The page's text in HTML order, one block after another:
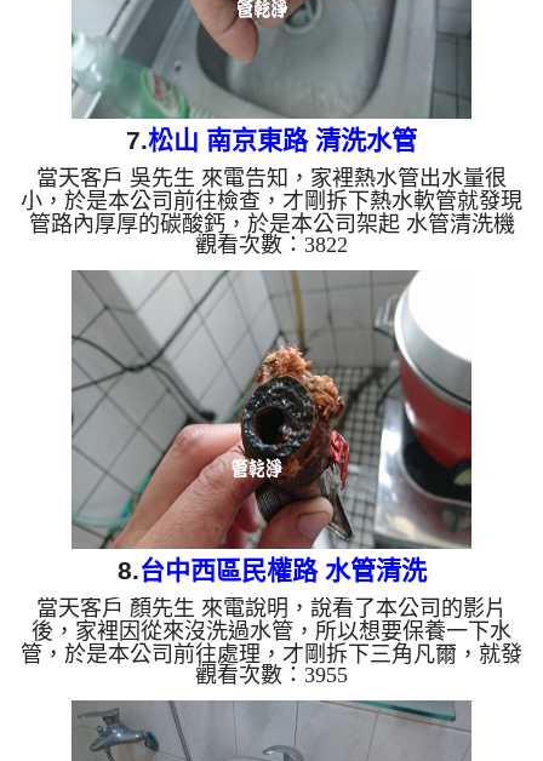
7.松山 南京東路 清洗水管
當天客戶 吳先生 來電告知，家裡熱水管出水量很
小，於是本公司前往檢查，才剛拆下熱水軟管就發現
管路內厚厚的碳酸鈣，於是本公司架起 水管清洗機
，開始 洗水管 ， 管路不斷噴出咖啡色的水，如下
圖， 水管清洗 約兩個多小時，客戶終於能好好的洗
澡了。 清洗水管,水管清洗, 洗水管, 熱水管堵塞, 熱水
忽冷忽熱 ...
觀看次數：3822
8.台中西區民權路 水管清洗
當天客戶 顏先生 來電說明，說看了本公司的影片
後，家裡因從來沒洗過水管，所以想要保養一下水
管，於是本公司前往處理，才剛拆下三角凡爾，就發
現管路嚴重堵塞，於是本公司架起 水管清洗機 ，開
始 洗水管 ， 管路不斷噴出髒水，如下圖， 水管清洗
約兩個多小時，客戶終於能安心用水。 清洗水管,水
管清洗, 洗水管, 熱水管堵塞, 熱水忽冷忽熱 ...
觀看次數：3955